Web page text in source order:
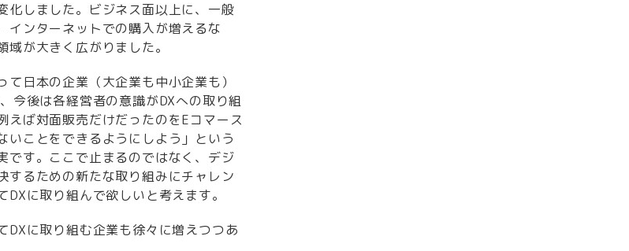
化しました。ビジネス面以上に、一般
インターネットでの購入が増えるな
が大きく広がりました。
日本の企業（大企業も中小企業も）
今後は各経営者の意識がDXへの取り組
えば対面販売だけだったのをEコマース
いことをできるようにしよう」という
です。ここで止まるのではなく、デジ
するための新たな取り組みにチャレン
に取り組んで欲しいと考えます。
DXに取り組む企業も徐々に増えつつあ